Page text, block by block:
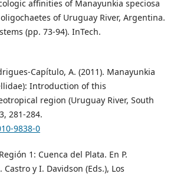
affinities of Manayunkia speciosa
of Uruguay River, Argentina.
(pp. 73-94). InTech.
Capítulo, A. (2011). Manayunkia
Introduction of this
region (Uruguay River, South
281-284.
9838-0
1: Cuenca del Plata. En P.
Castro y I. Davidson (Eds.), Los